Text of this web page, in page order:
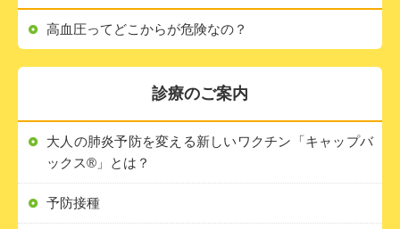
診療のご案内
大人の肺炎予防を変える新しいワクチン「キャップバ
ックス®」とは？
予防接種
高血圧ってどこからが危険なの？